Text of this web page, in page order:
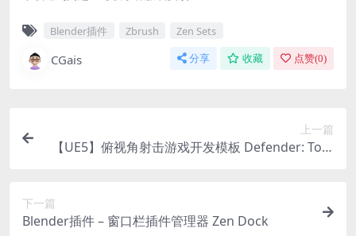
Blender插件 Zbrush Zen Sets
CGais 分享 收藏 点赞(0)
上一篇
【UE5】俯视角射击游戏开发模板 Defender: Top-
下一篇
Blender插件 – 窗口栏插件管理器 Zen Dock